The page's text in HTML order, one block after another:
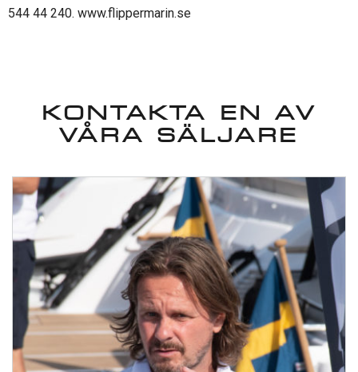
544 44 240. www.flippermarin.se
KONTAKTA EN AV
VÅRA SÄLJARE